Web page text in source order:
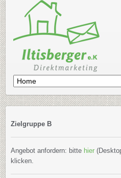
Zielgruppe B
Angebot anfordern: bitte hier
klicken.